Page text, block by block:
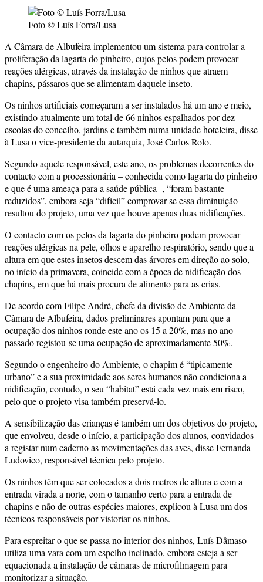
Foto © Luís Forra/Lusa
A Câmara de Albufeira implementou um sistema para controlar a
proliferação da lagarta do pinheiro, cujos pelos podem provocar
reações alérgicas, através da instalação de ninhos que atraem
chapins, pássaros que se alimentam daquele inseto.
Os ninhos artificiais começaram a ser instalados há um ano e meio,
existindo atualmente um total de 66 ninhos espalhados por dez
escolas do concelho, jardins e também numa unidade hoteleira, disse
à Lusa o vice-presidente da autarquia, José Carlos Rolo.
Segundo aquele responsável, este ano, os problemas decorrentes do
contacto com a processionária – conhecida como lagarta do pinheiro
e que é uma ameaça para a saúde pública -, “foram bastante
reduzidos”, embora seja “difícil” comprovar se essa diminuição
resultou do projeto, uma vez que houve apenas duas nidificações.
O contacto com os pelos da lagarta do pinheiro podem provocar
reações alérgicas na pele, olhos e aparelho respiratório, sendo que a
altura em que estes insetos descem das árvores em direção ao solo,
no início da primavera, coincide com a época de nidificação dos
chapins, em que há mais procura de alimento para as crias.
De acordo com Filipe André, chefe da divisão de Ambiente da
Câmara de Albufeira, dados preliminares apontam para que a
ocupação dos ninhos ronde este ano os 15 a 20%, mas no ano
passado registou-se uma ocupação de aproximadamente 50%.
Segundo o engenheiro do Ambiente, o chapim é “tipicamente
urbano” e a sua proximidade aos seres humanos não condiciona a
nidificação, contudo, o seu “habitat” está cada vez mais em risco,
pelo que o projeto visa também preservá-lo.
A sensibilização das crianças é também um dos objetivos do projeto,
que envolveu, desde o início, a participação dos alunos, convidados
a registar num caderno as movimentações das aves, disse Fernanda
Ludovico, responsável técnica pelo projeto.
Os ninhos têm que ser colocados a dois metros de altura e com a
entrada virada a norte, com o tamanho certo para a entrada de
chapins e não de outras espécies maiores, explicou à Lusa um dos
técnicos responsáveis por vistoriar os ninhos.
Para espreitar o que se passa no interior dos ninhos, Luís Dâmaso
utiliza uma vara com um espelho inclinado, embora esteja a ser
equacionada a instalação de câmaras de microfilmagem para
monitorizar a situação.